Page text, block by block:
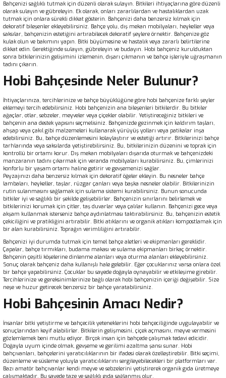
Bahçenizi sağlıklı tutmak için düzenli olarak sulayın. Bitkileri ihtiyaçlarına göre düzenli
olarak sulayın ve gübreleyin. Ek olarak, onları zararlılardan ve hastalıklardan uzak
tutmak için onlara sürekli dikkat gösterin. Bahçenizi daha benzersiz kılmak için
dekoratif bileşenler ekleyebilirsiniz. Bahçe yolu, dış mekan mobilyaları, heykeller veya
saksılar, bahçenizin estetiğini artırabilecek dekoratif şeylere örnektir. Bahçenize göz
kulak olun ve bakımını yapın. Bitki büyümesine ve hastalık veya zararlı belirtilerine
dikkat edin. Gerektiğinde sulayın, gübreleyin ve budayın. Hobi bahçeniz kurulduktan
sonra bitkilerinizin gelişimini izlemenin, dışarı çıkmanın ve bahçe işleriyle uğraşmanın
tadını çıkarın.
Hobi Bahçesinde Neler Bulunur?
İhtiyaçlarınıza, tercihlerinize ve bahçe büyüklüğüne göre hobi bahçenize farklı şeyler
eklemeyi tercih edebilirsiniz. Hobi bahçenizin ana bileşenleri bitkilerdir. Bu bitkiler
ağaçlar, otlar, sebzeler, meyveler veya çiçekler olabilir. Yetiştireceğiniz bitkileri ve
bahçenin ana destek yapısını seçmelisiniz. Bahçenizde gezinmek için kaldırım taşları,
ahşap veya çakıl gibi malzemeleri kullanarak yürüyüş yolları veya patikalar inşa
edebilirsiniz. Bu, bahçe düzenlemesini kolaylaştırır ve estetiği artırır. Bitkilerinizi bahçe
tarhlarında veya saksılarda yetiştirebilirsiniz. Bu, bitkilerinizin düzenini ve toprak için
kontrollü bir ortamı korur. Dış mekan mobilyaları dışarıda oturmak ve bahçenizdeki
manzaranın tadını çıkarmak için veranda mobilyaları kurabilirsiniz. Bu, çimlerinizi
konforlu bir yaşam ortamı haline getirir ve gevşemenizi sağlar.
Peyzajınızı daha benzersiz kılmak için dekoratif öğeler ekleyin. Bu nesneler bahçe
lambaları, heykeller, taşlar, rüzgar çanları veya başka nesneler olabilir. Bitkilerinizin
rutin sulanmasını sağlamak için sulama sistemi kurabilirsiniz. Bunun sonucunda
bitkiler iyi ve sağlıklı bir şekilde gelişebilirler. Bahçenizin sınırlarını belirlemek ve
bitkilerinizi korumak için çitler, taş duvarlar veya çalılar kullanın. Bahçenizi gece veya
akşam kullanmak isterseniz bahçe aydınlatması taktırabilirsiniz. Bu, bahçenizin estetik
çekiciliğini ve pratikliğini artırabilir. Bitki atıklarını ve organik atıkları kompostlamak için
bir alan kurabilirsiniz. Toprağın verimliliğini artırabilir.
Bahçenizi iyi durumda tutmak için temel bahçe aletleri ve ekipmanları gereklidir.
Çapalar, bahçe tırmıkları, budama makası ve sulama ekipmanları birkaç örnektir.
Bahçenin çeşitli köşelerine dinlenme alanları veya oturma alanları ekleyebilirsiniz.
Sonuç olarak bahçeniz daha kullanışlı hale gelebilir. Eğer çocuklarınız varsa onlara özel
bir bahçe yapabilirsiniz. Çocuklar bu sayede doğayla oynayabilir ve etkileşime girebilir.
Tercihlerinize ve gereksinimlerinize bağlı olarak hobi bahçenizin içeriği değişebilir. Size
neşe ve huzur getirecek benzersiz bir bahçe yaratabilirsiniz.
Hobi Bahçesinin Amacı Nedir?
İnsanlar bitki yetiştirme ve bahçecilik yeteneklerini hobi bahçeciliğinde uygulayabilir ve
sonuçlarından keyif alabilirler. Bitkilerin gelişmesini, çiçek açmasını, meyve vermesini
gözlemlemek beni mutlu ediyor. Birçok insan için bahçede çalışmak tedavi edicidir.
Doğayla uyum içinde olmak, gevşeme ve gerilimi azaltma şansı sunar. Hobi
bahçıvanları, bahçelerini yaratıcılıklarının bir ifadesi olarak özelleştirebilir. Bitki seçimi,
düzenleme ve süsleme yoluyla yaratıcılıklarını sergileyebilecekleri bir platformları var.
Bazı amatör bahçıvanlar kendi meyve ve sebzelerini yetiştirerek organik gıda üretmeye
çalışmaktadır. Bu sayede taze ve sağlıklı gıda sağlanmış olur.